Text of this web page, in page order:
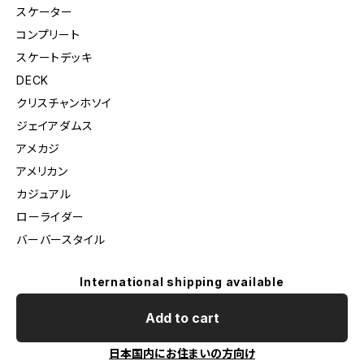
スケーター
コンプリート
スケートデッキ
DECK
クリスチャンホソイ
ジェイアダムス
アメカジ
アメリカン
カジュアル
ローライダー
バーバースタイル
International shipping available
Add to cart
日本国内にお住まいの方向け